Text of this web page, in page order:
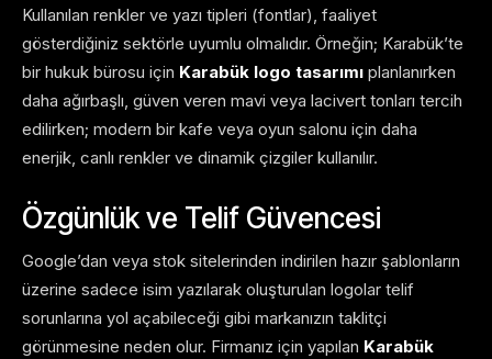
Kullanılan renkler ve yazı tipleri (fontlar), faaliyet
gösterdiğiniz sektörle uyumlu olmalıdır. Örneğin; Karabük’te
bir hukuk bürosu için Karabük logo tasarımı planlanırken
daha ağırbaşlı, güven veren mavi veya lacivert tonları tercih
edilirken; modern bir kafe veya oyun salonu için daha
enerjik, canlı renkler ve dinamik çizgiler kullanılır.
Özgünlük ve Telif Güvencesi
Google’dan veya stok sitelerinden indirilen hazır şablonların
üzerine sadece isim yazılarak oluşturulan logolar telif
sorunlarına yol açabileceği gibi markanızın taklitçi
görünmesine neden olur. Firmanız için yapılan Karabük